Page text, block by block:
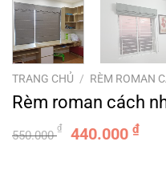
TRANG CHỦ / RÈM ROMAN
Rèm roman cách
550.000
₫
Giá
440.000 ₫Giá